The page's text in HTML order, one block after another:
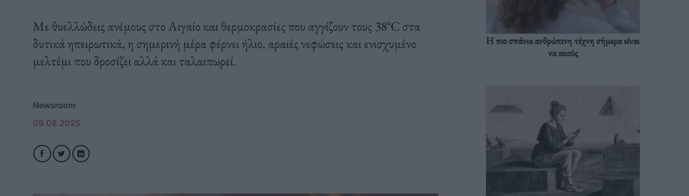
Με θυελλώδεις ανέμους στο Αιγαίο και θερμοκρασίες που αγγίζουν τους 38°C στα
δυτικά ηπειρωτικά, η σημερινή μέρα φέρνει ήλιο, αραιές νεφώσεις και ενισχυμένο
μελτέμι που δροσίζει αλλά και ταλαιπωρεί.
Newsroom
09.08.2025
Η πιο σπάνια ανθρώπινη τέχνη σήμερα είναι
να ακούς